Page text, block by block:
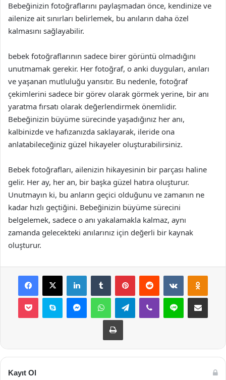
Bebeğinizin fotoğraflarını paylaşmadan önce, kendinize ve
ailenize ait sınırları belirlemek, bu anıların daha özel
kalmasını sağlayabilir.
bebek fotoğraflarının sadece birer görüntü olmadığını
unutmamak gerekir. Her fotoğraf, o anki duyguları, anıları
ve yaşanan mutluluğu yansıtır. Bu nedenle, fotoğraf
çekimlerini sadece bir görev olarak görmek yerine, bir anı
yaratma fırsatı olarak değerlendirmek önemlidir.
Bebeğinizin büyüme sürecinde yaşadığınız her anı,
kalbinizde ve hafızanızda saklayarak, ileride ona
anlatabileceğiniz güzel hikayeler oluşturabilirsiniz.
Bebek fotoğrafları, ailenizin hikayesinin bir parçası haline
gelir. Her ay, her an, bir başka güzel hatıra oluşturur.
Unutmayın ki, bu anların geçici olduğunu ve zamanın ne
kadar hızlı geçtiğini. Bebeğinizin büyüme sürecini
belgelemek, sadece o anı yakalamakla kalmaz, aynı
zamanda gelecekteki anılarınız için değerli bir kaynak
oluşturur.
Facebook
X LinkedInTumblr PinterestReddit VKontakte
Pocket Skype MessengerWhatsAppTelegramViber Line E-Posta ile
Yazdır
Kayıt Ol